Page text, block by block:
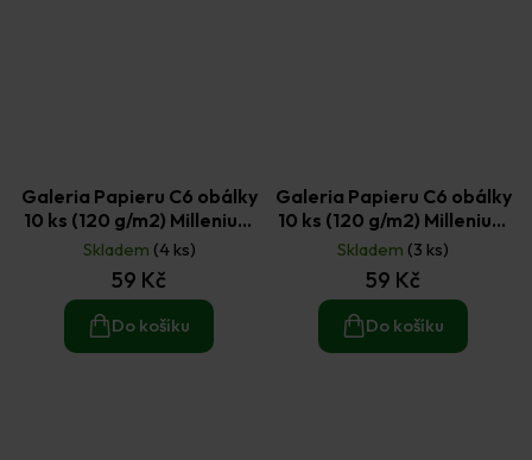
Galeria Papieru C6 obálky
10 ks (120 g/m2) Millenium
diamantově bílé
Skladem (4 ks)
59 Kč
Do košíku
Galeria Papieru C6 obálky
10 ks (120 g/m2) Millenium
perleťové bílé
Skladem (3 ks)
59 Kč
Do košíku